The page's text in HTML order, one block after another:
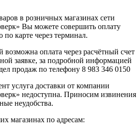
в розничных магазинах сети
Вы можете совершить оплату
карте через терминал.
возможна оплата через расчётный счет
заявке, за подробной информацией
продаж по телефону 8 983 346 0150
услуга доставки от компании
недоступна. Приносим извинения
неудобства.
магазинах по адресам: